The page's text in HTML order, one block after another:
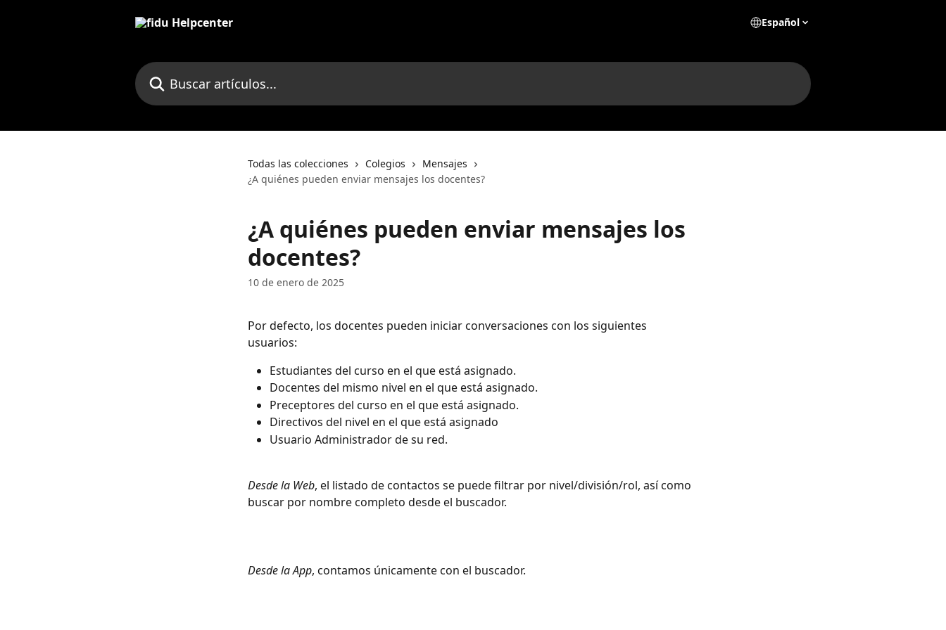
Español
Buscar artículos...
Todas las colecciones Colegios
Mensajes
¿A quiénes pueden enviar mensajes los docentes?
¿A quiénes pueden enviar mensajes los
docentes?
10 de enero de 2025
Por defecto, los docentes pueden iniciar conversaciones con los siguientes
usuarios:
Estudiantes del curso en el que está asignado.
Docentes del mismo nivel en el que está asignado.
Preceptores del curso en el que está asignado.
Directivos del nivel en el que está asignado
Usuario Administrador de su red.
Desde la Web, el listado de contactos se puede filtrar por nivel/división/rol, así como
buscar por nombre completo desde el buscador.
Desde la App, contamos únicamente con el buscador.​